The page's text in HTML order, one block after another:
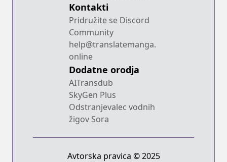
Kontakti
Pridružite se Discord
Community
help@translatemanga.
online
Dodatne orodja
AITransdub
SkyGen Plus
Odstranjevalec vodnih
žigov Sora
Avtorska pravica © 2025